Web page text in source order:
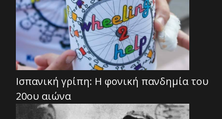
Ισπανική γρίπη: Η φονική πανδημία του
20ου αιώνα